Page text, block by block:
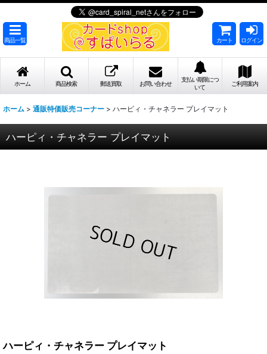
商品一覧 カート ログイン
ホーム 商品検索 郵送買取 お問い合わせ
支払い期限につ
いて
ご利用案内
ホーム > 通販特価販売コーナー > ハーピィ・チャネラー プレイマット
ハーピィ・チャネラー プレイマット
ハーピィ・チャネラー プレイマット